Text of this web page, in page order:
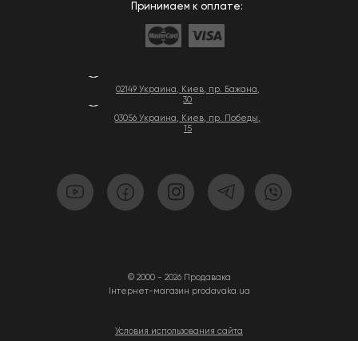
02149 Украина, Киев, пр. Бажана,
30
03056 Украина, Киев, пр. Победы,
15
© 2000 - 2026 Продавака
Інтернет-магазин prodavaka.ua
Условия использования сайта
Принимаем к оплате: